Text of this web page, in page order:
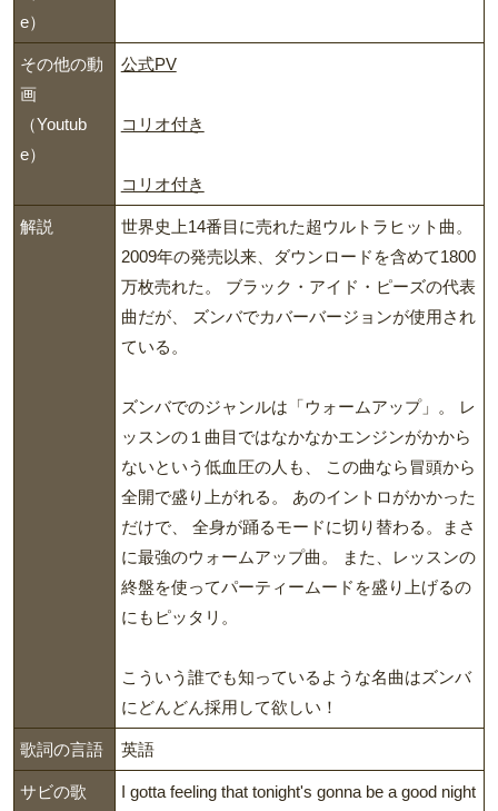
e）
その他の動
画
（Youtub
e）
公式PV
コリオ付き
コリオ付き
解説
世界史上14番目に売れた超ウルトラヒット曲。
2009年の発売以来、ダウンロードを含めて1800
万枚売れた。 ブラック・アイド・ピーズの代表
曲だが、 ズンバでカバーバージョンが使用され
ている。
ズンバでのジャンルは「ウォームアップ」。 レ
ッスンの１曲目ではなかなかエンジンがかから
ないという低血圧の人も、 この曲なら冒頭から
全開で盛り上がれる。 あのイントロがかかった
だけで、 全身が踊るモードに切り替わる。まさ
に最強のウォームアップ曲。 また、レッスンの
終盤を使ってパーティームードを盛り上げるの
にもピッタリ。
こういう誰でも知っているような名曲はズンバ
にどんどん採用して欲しい！
歌詞の言語 英語
サビの歌
I gotta feeling that tonight's gonna be a good night